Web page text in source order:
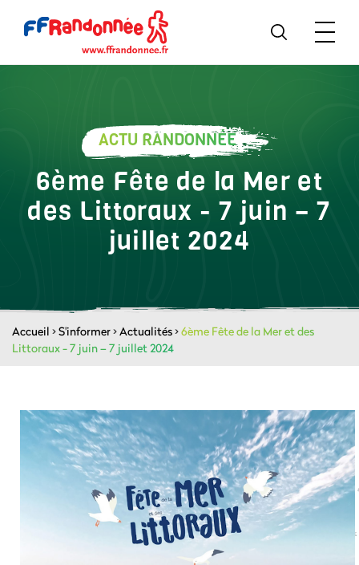
ACTU RANDONNÉE
6ème Fête de la Mer et
des Littoraux - 7 juin – 7
juillet 2024
Accueil >S'informer>Actualités>6ème Fête de la Mer et des
Littoraux - 7 juin – 7 juillet 2024